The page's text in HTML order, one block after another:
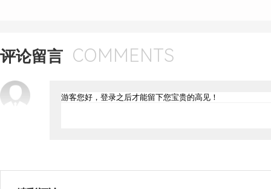
评论留言 COMMENTS